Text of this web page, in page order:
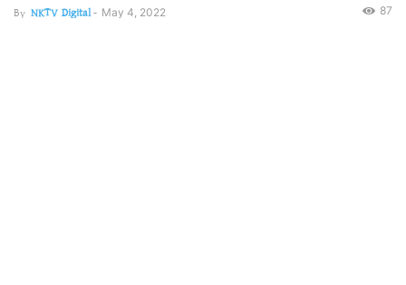
By NKTV Digital- May 4, 2022 87